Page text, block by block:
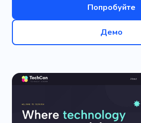
Попробуйте
Демо